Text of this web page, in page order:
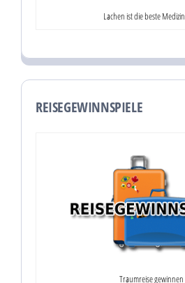
Lachen ist die beste Medizin
REISEGEWINNSPIELE
Traumreise gewinnen